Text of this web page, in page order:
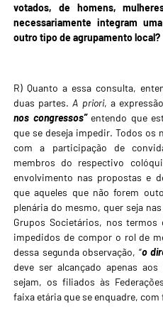
votados, de homens,
necessariamente integram
outro tipo de agrupamento local?
R) Quanto a essa consulta,
duas partes.A priori, a
nos congressos”entendo que
que se deseja impedir. Todos os
com a participação de
membros do respectivo
envolvimento nas propostas e
que aqueles que não forem
plenária do mesmo, quer seja
Grupos Societários, nos
impedidos de compor o rol de
dessa segunda observação, “o
deve ser alcançado apenas
sejam, os filiados às
faixa etária que se enquadre,